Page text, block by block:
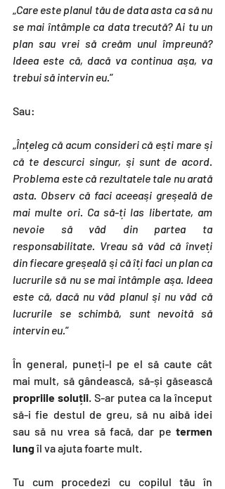
„Care este planul tău de data asta ca să nu
se mai întâmple ca data trecută? Ai tu un
plan sau vrei să creăm unul împreună?
Ideea este că, dacă va continua așa, va
trebui să intervin eu.”
Sau:
„Înțeleg că acum consideri că ești mare și
că te descurci singur, și sunt de acord.
Problema este că rezultatele tale nu arată
asta. Observ că faci aceeași greșeală de
mai multe ori. Ca să-ți las libertate, am
nevoie să văd din partea ta
responsabilitate. Vreau să văd că înveți
din fiecare greșeală și că îți faci un plan ca
lucrurile să nu se mai întâmple așa. Ideea
este că, dacă nu văd planul și nu văd că
lucrurile se schimbă, sunt nevoită să
intervin eu.”
În general, puneți-l pe el să caute cât
propriile soluții. S-ar putea ca la început
să-i fie destul de greu, să nu aibă idei
sau să nu vrea să facă, dar pe termen
lung îl va ajuta foarte mult.
Tu cum procedezi cu copilul tău în